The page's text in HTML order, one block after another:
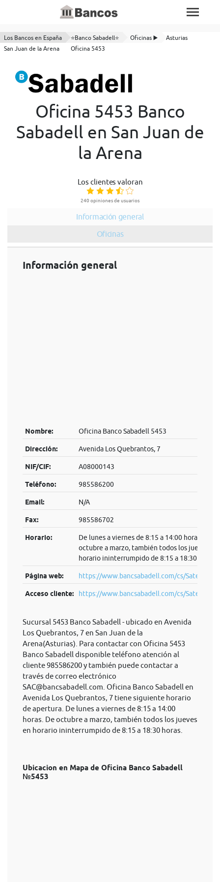
Los Bancos en España ⭐Banco Sabadell⭐ Oficinas ▶️
Asturias
San Juan de la Arena
Oficina 5453
Oficina 5453 Banco
Sabadell en San Juan de
la Arena
Los clientes valoran
240 opiniones de usuarios
Información general
Oficinas
Información general
Nombre: Oficina Banco Sabadell 5453
Dirección: Avenida Los Quebrantos, 7
NIF/CIF: A08000143
Teléfono: 985586200
Email: N/A
Fax: 985586702
Horario:
De lunes a viernes de 8:15 a 14:00 horas. De
octubre a marzo, también todos los jueves en
horario ininterrumpido de 8:15 a 18:30 horas.
Página web: https://www.bancsabadell.com/cs/Satellite/
Acceso cliente: https://www.bancsabadell.com/cs/Satel...
Sucursal 5453 Banco Sabadell - ubicado en Avenida
Los Quebrantos, 7 en San Juan de la
Arena(Asturias). Para contactar con Oficina 5453
Banco Sabadell disponible teléfono atención al
cliente 985586200 y también puede contactar a
través de correo electrónico
SAC@bancsabadell.com . Oficina Banco Sabadell en
Avenida Los Quebrantos, 7 tiene siguiente horario
de apertura. De lunes a viernes de 8:15 a 14:00
horas. De octubre a marzo, también todos los jueves
en horario ininterrumpido de 8:15 a 18:30 horas.
Ubicacion en Mapa de Oficina Banco Sabadell
№5453